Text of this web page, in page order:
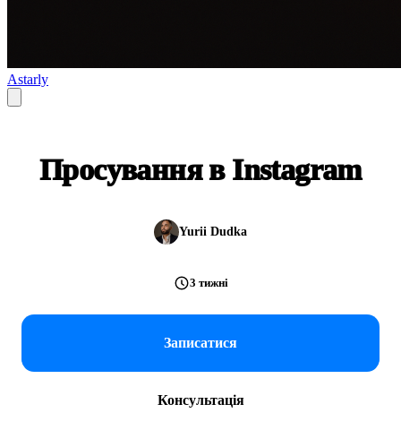
Astarly
Просування в Instagram
Yurii Dudka
3 тижні
Записатися
Консультація